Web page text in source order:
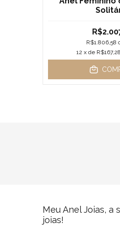
R$1.806,58
12 x de R$167,28
Meu Anel Joias, a
joias!